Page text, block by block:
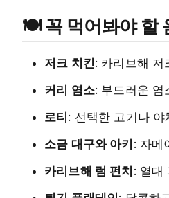
🍽️ 꼭 먹어봐야 할
저크 치킨: 카리브해 저
커리 염소: 부드러운 염
로티 : 선택한 고기나
소금 대구와 아키 : 자메
카리브해 럼 펀치 : 열대